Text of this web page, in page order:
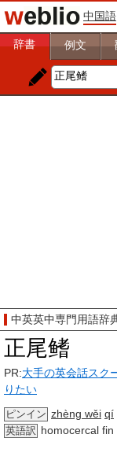
中国語
辞書 例文
中英英中専門用語辞
正尾鳍
PR:大手の英会話スク
りたい
ピンイン zhèng wěi qí
英語訳 homocercal fin